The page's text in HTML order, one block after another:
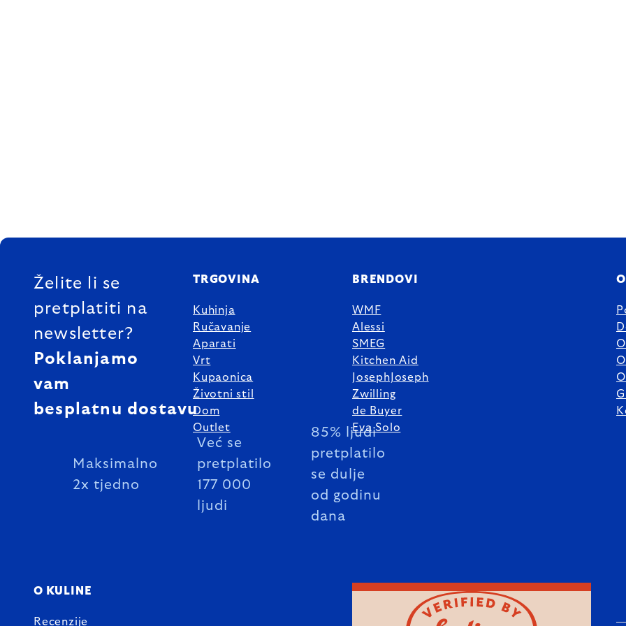
FOOTER
Želite li se
pretplatiti na
newsletter?
Poklanjamo
vam
besplatnu dostavu
Maksimalno
2x tjedno
Već se
pretplatilo
177 000
ljudi
85% ljudi
pretplatilo
se dulje
od godinu
dana
TRGOVINA
Kuhinja
Ručavanje
Aparati
Vrt
Kupaonica
Životni stil
Dom
Outlet
BRENDOVI
WMF
Alessi
SMEG
Kitchen Aid
JosephJoseph
Zwilling
de Buyer
Eva Solo
O KULINE
Recenzije